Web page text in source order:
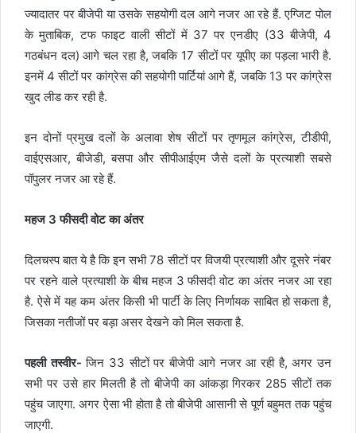
ज्यादातर पर बीजेपी या उसके सहयोगी दल आगे नजर आ रहे हैं. एग्जिट पोल
के मुताबिक, टफ फाइट वाली सीटों में 37 पर एनडीए (33 बीजेपी, 4
गठबंधन दल) आगे चल रहा है, जबकि 17 सीटों पर यूपीए का पड़ला भारी है.
इनमें 4 सीटों पर कांग्रेस की सहयोगी पार्टियां आगे हैं, जबकि 13 पर कांग्रेस
खुद लीड कर रही है.
इन दोनों प्रमुख दलों के अलावा शेष सीटों पर तृणमूल कांग्रेस, टीडीपी,
वाईएसआर, बीजेडी, बसपा और सीपीआईएम जैसे दलों के प्रत्याशी सबसे
पॉपुलर नजर आ रहे हैं.
महज 3 फीसदी वोट का अंतर
दिलचस्प बात ये है कि इन सभी 78 सीटों पर विजयी प्रत्याशी और दूसरे नंबर
पर रहने वाले प्रत्याशी के बीच महज 3 फीसदी वोट का अंतर नजर आ रहा
है. ऐसे में यह कम अंतर किसी भी पार्टी के लिए निर्णायक साबित हो सकता है,
जिसका नतीजों पर बड़ा असर देखने को मिल सकता है.
पहली तस्वीर- जिन 33 सीटों पर बीजेपी आगे नजर आ रही है, अगर उन
सभी पर उसे हार मिलती है तो बीजेपी का आंकड़ा गिरकर 285 सीटों तक
पहुंच जाएगा. अगर ऐसा भी होता है तो बीजेपी आसानी से पूर्ण बहुमत तक पहुंच
जाएगी.